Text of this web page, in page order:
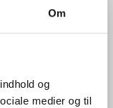
Om
og
medier og til